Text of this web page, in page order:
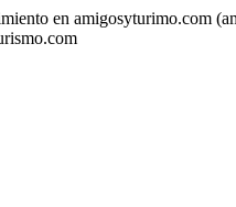
en amigosyturimo.com